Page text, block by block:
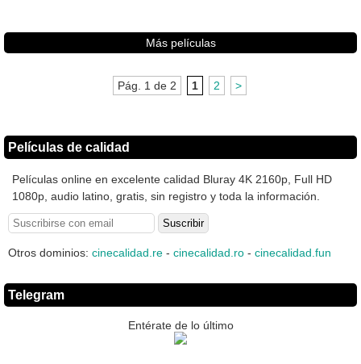
Más películas
Pág. 1 de 2 1 2 >
Películas de calidad
Películas online en excelente calidad Bluray 4K 2160p, Full HD
1080p, audio latino, gratis, sin registro y toda la información.
Otros dominios: cinecalidad.re - cinecalidad.ro - cinecalidad.fun
Telegram
Entérate de lo último